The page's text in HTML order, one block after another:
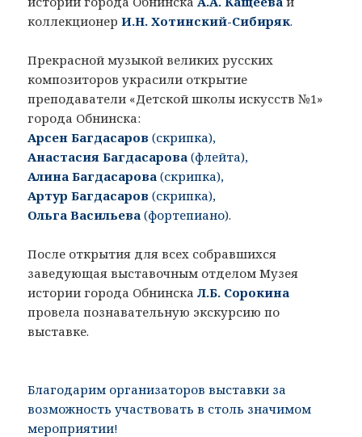
коллекционерИ.Н. Хотинский-Сибиряк.
Прекрасной музыкой великих русских
композиторов украсили открытие
преподаватели «Детской школы искусств №1»
города Обнинска:
Арсен Багдасаров (скрипка),
Анастасия Багдасарова (флейта),
Алина Багдасарова (скрипка),
Артур Багдасаров (скрипка),
Ольга Васильева (фортепиано).
После открытия для всех собравшихся
заведующая выставочным отделом Музея
истории города Обнинска Л.Б. Сорокина
провела познавательную экскурсию по
выставке.
Благодарим организаторов выставки за
возможность участвовать в столь значимом
мероприятии!